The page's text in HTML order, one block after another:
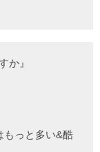
か』
もっと多い&酷